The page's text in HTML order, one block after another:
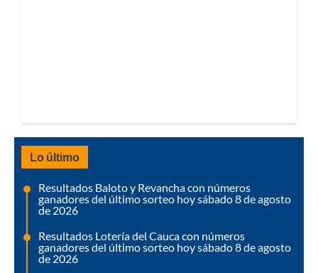
Lo último
Resultados Baloto y Revancha con números
ganadores del último sorteo hoy sábado 8 de agosto
de 2026
Resultados Lotería del Cauca con números
ganadores del último sorteo hoy sábado 8 de agosto
de 2026